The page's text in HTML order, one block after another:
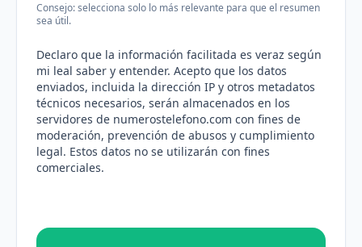
Consejo: selecciona solo lo más relevante para que el resumen
sea útil.
Declaro que la información facilitada es veraz según
mi leal saber y entender. Acepto que los datos
enviados, incluida la dirección IP y otros metadatos
técnicos necesarios, serán almacenados en los
servidores de numerostelefono.com con fines de
moderación, prevención de abusos y cumplimiento
legal. Estos datos no se utilizarán con fines
comerciales.